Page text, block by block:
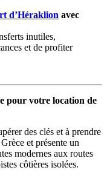
d’Héraklion avec
inutiles,
et de profiter
pour votre location de
des clés et à prendre
et présente un
modernes aux routes
côtières isolées.